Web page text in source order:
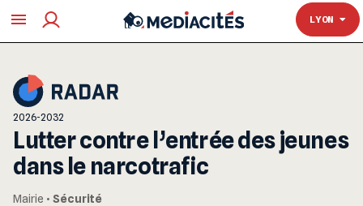
LYON
TOULOUSE
2026-2032
Lutter contre l’entrée des jeunes
dans le narcotrafic
Mairie • Sécurité